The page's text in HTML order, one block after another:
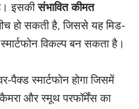
इसकीसंभावित कीमत
हो सकती है, जिससे यह मिड-
विकल्प बन सकता है।
पैक्ड स्मार्टफोन होगा जिसमें
और स्मूथ परफॉर्मेंस का